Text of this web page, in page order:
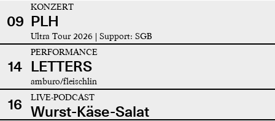
09
KONZERT
PLH
Ultra Tour 2026 | Support: SGB
14
PERFORMANCE
LETTERS
amburo/fleischlin
16 LIVE-PODCAST
Wurst-Käse-Salat